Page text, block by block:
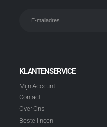
KLANTENSERVICE
Mijn Account
Contact
Over Ons
Bestellingen